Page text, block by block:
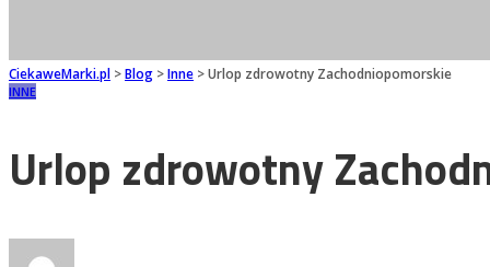
CiekaweMarki.pl >Blog >Inne >Urlop zdrowotny Zachodniopomorskie
INNE
Urlop zdrowotny